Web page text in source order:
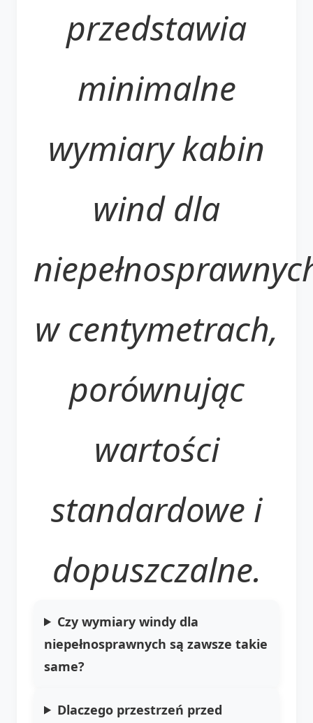
przedstawia
minimalne
wymiary kabin
wind dla
w centymetrach,
porównując
wartości
standardowe i
dopuszczalne.
Czy wymiary windy dla
niepełnosprawnych są zawsze takie
same?
Dlaczego przestrzeń przed